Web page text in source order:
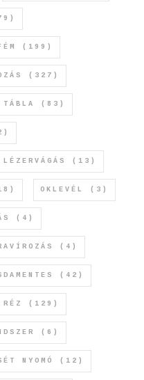
(199)
(327)
(83)
LÉZERVÁGÁS (13)
OKLEVÉL (3)
(4)
(4)
(42)
RÉZ (129)
(6)
NYOMÓ (12)